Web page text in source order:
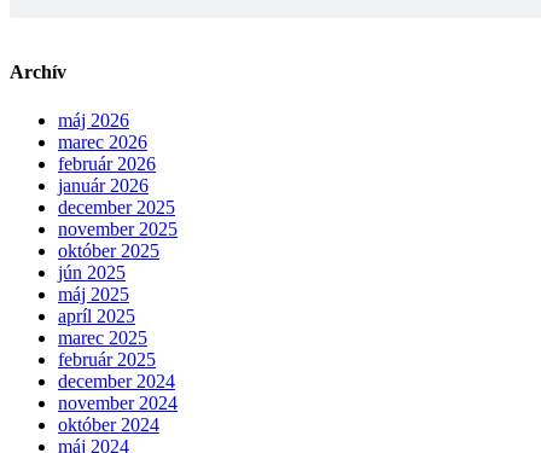
Archív
máj 2026
marec 2026
február 2026
január 2026
december 2025
november 2025
október 2025
jún 2025
máj 2025
apríl 2025
marec 2025
február 2025
december 2024
november 2024
október 2024
máj 2024